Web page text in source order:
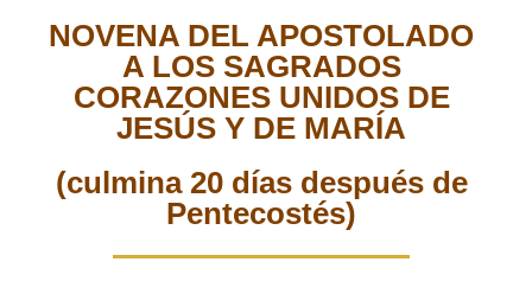
NOVENA DEL APOSTOLADO
A LOS SAGRADOS
CORAZONES UNIDOS DE
JESÚS Y DE MARÍA
(culmina 20 días después de
Pentecostés)